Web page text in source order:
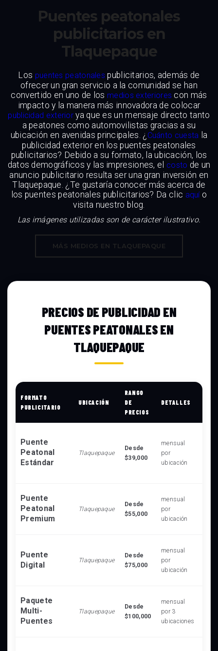
Puentes peatonales
publicitarios en
Tlaquepaque
Los puentes peatonales publicitarios, además de
ofrecer un gran servicio a la comunidad se han
convertido en uno de los medios exteriores con más
impacto y la manera más innovadora de colocar
publicidad exterior ya que es un mensaje directo tanto
a peatones como automovilistas gracias a su
ubicación en avenidas principales. ¿ Cuánto cuesta la
publicidad exterior en los puentes peatonales
publicitarios? Debido a su formato, la ubicación, los
datos demográficos y las impresiones, el costo de un
anuncio publicitario resulta ser una gran inversión en
Tlaquepaque. ¿Te gustaría conocer más acerca de
los puentes peatonales publicitarios? Da clic aquío
visita nuestro blog.
Las imágenes utilizadas son de carácter ilustrativo.
MÁS MEDIOS EN TLAQUEPAQUE
PRECIOS DE PUBLICIDAD EN
PUENTES PEATONALES EN
TLAQUEPAQUE
FORMATO
PUBLICITARIO
UBICACIÓN
RANGO
DE
PRECIOS
DETALLES
Puente
Peatonal
Estándar
Tlaquepaque
Desde
$39,000
mensual
por
ubicación
Puente
Peatonal
Premium
Tlaquepaque
Desde
$55,000
mensual
por
ubicación
Puente
Digital
Tlaquepaque
Desde
$75,000
mensual
por
ubicación
Paquete
Multi-
Puentes
Tlaquepaque
Desde
$100,000
mensual
por 3
ubicaciones